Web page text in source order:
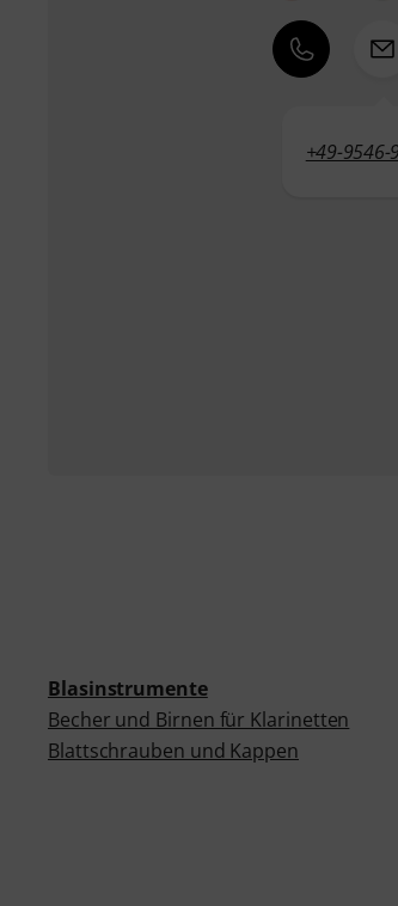
+49-9546-
Blasinstrumente
Becher und Birnen für Klarinetten
Blattschrauben und Kappen